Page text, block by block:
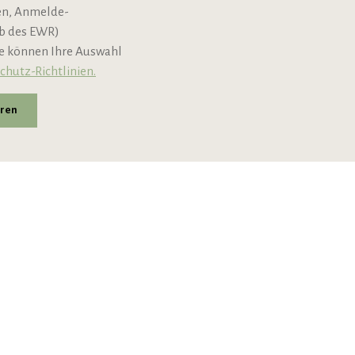
Anmelde-
EWR)
können Ihre Auswahl
Richtlinien.